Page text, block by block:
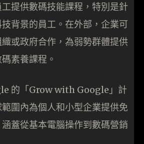
提供數碼技能課程，特別是針
背景的員工。在外部，企業可
或政府合作，為弱勢群體提供
素養課程。
的「Grow with Google」計
圍內為個人和小型企業提供免
蓋從基本電腦操作到數碼營銷